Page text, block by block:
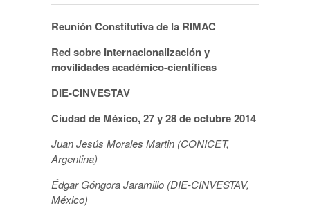
Reunión Constitutiva de la RIMAC
Red sobre Internacionalización y
movilidades académico-científicas
DIE-CINVESTAV
Ciudad de México, 27 y 28 de octubre 2014
Juan Jesús Morales Martin (CONICET,
Argentina)
Édgar Góngora Jaramillo (DIE-CINVESTAV,
México)